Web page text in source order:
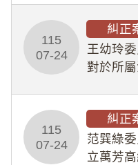
幣1,483
贈；復
於停工
115
07-24
糾正
王幼玲
對於所
人員保
所定維
115
07-24
糾正
范巽綠
立萬芳